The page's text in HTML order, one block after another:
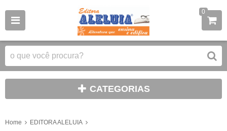
0
CATEGORIAS
Home
EDITORA ALELUIA